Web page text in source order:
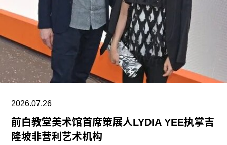
史博物馆如何因意识形态操控而抹杀我们的历史遗
产》的报告。指示牌还将“引导游客前往能够获取关
于美国历史准确信息的地点和资源”。不过政府并未
具体说明其认可的具体地点或资源为何。
该行政令还指责博物馆在美国建国250周年之际未
部长“在由国家公园管理局维护的人行道、步道及其
他公共场所设置临时展览或标识，以纠正博物馆内
呈现的不准确信息”。
2026.07.26
前白教堂美术馆首席策展人LYDIA YEE执掌吉
隆坡非营利艺术机构